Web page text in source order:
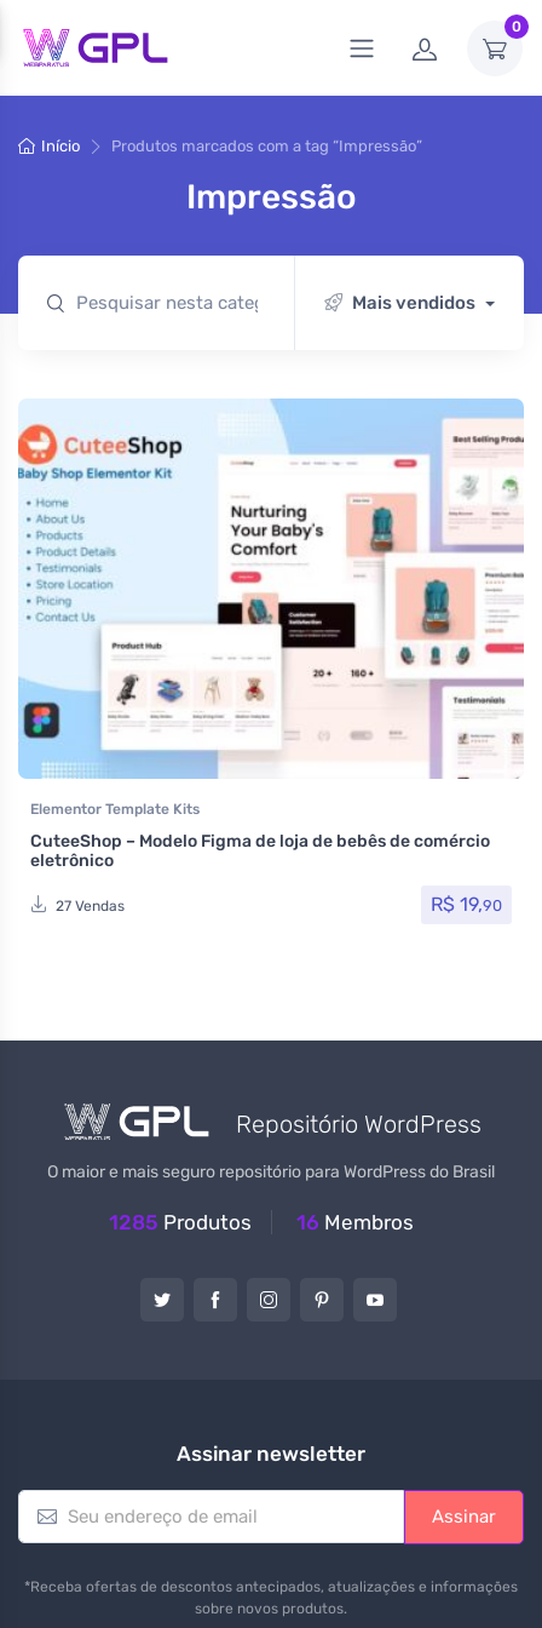
0
Início Produtos marcados com a tag “Impressão”
Impressão
Mais vendidos
Elementor Template Kits
CuteeShop – Modelo Figma de loja de bebês de comércio
eletrônico
27 Vendas R$ 19,90
Repositório WordPress
O maior e mais seguro repositório para WordPress do Brasil
1285 Produtos 16 Membros
Assinar newsletter
E
a
Assinar
*Receba ofertas de descontos antecipados, atualizações e informações
sobre novos produtos.